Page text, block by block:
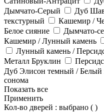
Дымчато-Серый
Дуб
текстурный
Кашемир /
Белое сияние
Дымчато-
Кашемир / Лунный камень
Лунный камень /
Металл Бруклин
Дуб Элисон темный / Белый
сонома
Показать все
Применить
Кол-во дверей : выбрано ( )